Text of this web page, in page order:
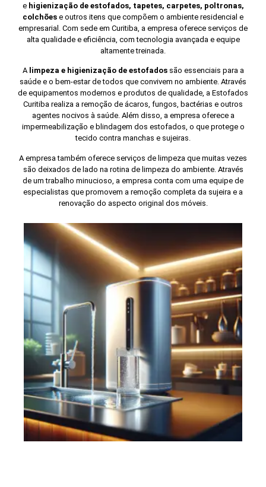
e higienização de estofados, tapetes, carpetes, poltronas,
colchões e outros itens que compõem o ambiente residencial e
empresarial. Com sede em Curitiba, a empresa oferece serviços de
alta qualidade e eficiência, com tecnologia avançada e equipe
altamente treinada.
A limpeza e higienização de estofados são essenciais para a
saúde e o bem-estar de todos que convivem no ambiente. Através
de equipamentos modernos e produtos de qualidade, a Estofados
Curitiba realiza a remoção de ácaros, fungos, bactérias e outros
agentes nocivos à saúde. Além disso, a empresa oferece a
impermeabilização e blindagem dos estofados, o que protege o
tecido contra manchas e sujeiras.
A empresa também oferece serviços de limpeza que muitas vezes
são deixados de lado na rotina de limpeza do ambiente. Através
de um trabalho minucioso, a empresa conta com uma equipe de
especialistas que promovem a remoção completa da sujeira e a
renovação do aspecto original dos móveis.